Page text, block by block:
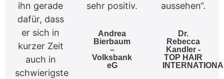
ihn gerade
dafür, dass
er sich in
kurzer Zeit
auch in
schwierigste
sehr positiv.
Andrea
Bierbaum
–
Volksbank
eG
aussehen“.
Dr.
Rebecca
Kandler -
TOP HAIR